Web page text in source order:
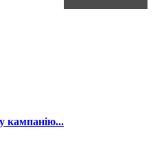
кампанію...